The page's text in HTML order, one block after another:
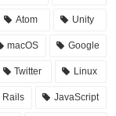
Atom Unity
macOS Google
Twitter Linux
Rails JavaScript